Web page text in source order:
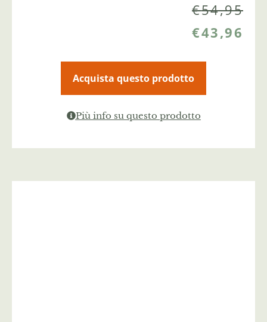
€54,95
€43,96
Acquista questo prodotto
Più info su questo prodotto